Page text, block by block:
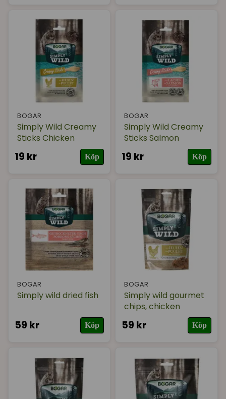
BOGAR
Simply Wild Creamy
Sticks Chicken
19 kr Köp
BOGAR
Simply Wild Creamy
Sticks Salmon
19 kr Köp
BOGAR
Simply wild dried fish
59 kr Köp
BOGAR
Simply wild gourmet
chips, chicken
59 kr Köp